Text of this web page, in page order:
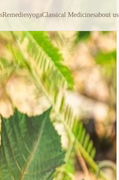
RemediesyogaClassical Medicinesabout us